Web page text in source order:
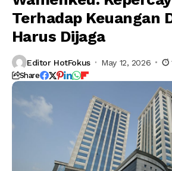
Terhadap Keuangan
Harus Dijaga
Editor HotFokus May 12, 2026
Share